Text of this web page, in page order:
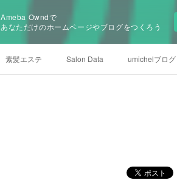
Ameba Owndで
あなただけのホームページやブログをつくろう
素髪エステ Salon Data umichelブログ